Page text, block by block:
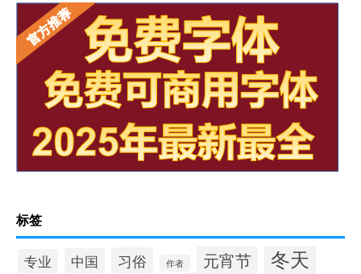
标签
专业 中国 习俗 作者 元宵节 冬天